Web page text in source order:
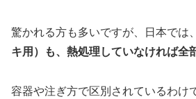
驚かれる方も多いですが、日本では、
キ用）も、熱処理していなければ全
容器や注ぎ方で区別されているわけ